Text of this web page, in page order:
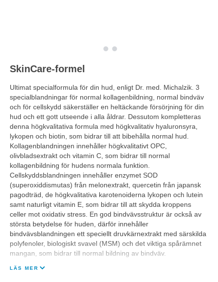
SkinCare-formel
Ultimat specialformula för din hud, enligt Dr. med. Michalzik. 3
specialblandningar för normal kollagenbildning, normal bindväv
och för cellskydd säkerställer en heltäckande försörjning för din
hud och ett gott utseende i alla åldrar. Dessutom kompletteras
denna högkvalitativa formula med högkvalitativ hyaluronsyra,
lykopen och biotin, som bidrar till att bibehålla normal hud.
Kollagenblandningen innehåller högkvalitativt OPC,
olivbladsextrakt och vitamin C, som bidrar till normal
kollagenbildning för hudens normala funktion.
Cellskyddsblandningen innehåller enzymet SOD
(superoxiddismutas) från melonextrakt, quercetin från japansk
pagodträd, de högkvalitativa karotenoiderna lykopen och lutein
samt naturligt vitamin E, som bidrar till att skydda kroppens
celler mot oxidativ stress. En god bindvävsstruktur är också av
största betydelse för huden, därför innehåller
bindvävsblandningen ett speciellt druvkärnextrakt med särskilda
polyfenoler, biologiskt svavel (MSM) och det viktiga spårämnet
mangan, som bidrar till normal bildning av bindväv.
LÄS MER